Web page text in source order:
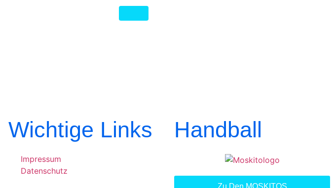
Wichtige Links
Impressum
Datenschutz
Handball
Zu Den MOSKITOS